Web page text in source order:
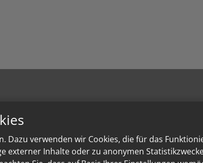
Dazu verwenden wir Cookies, die für das
externer Inhalte oder zu anonymen